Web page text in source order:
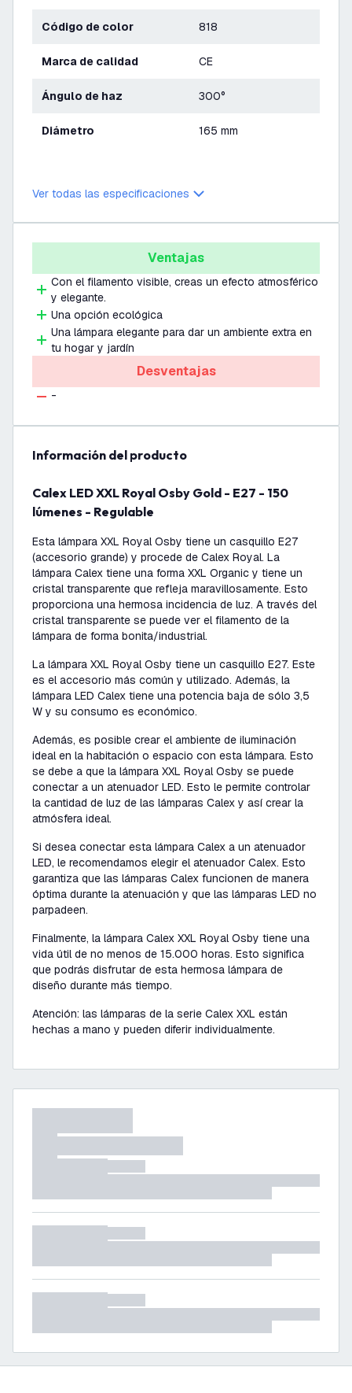
Código de color 818
Marca de calidad CE
Ángulo de haz 300°
Diámetro 165 mm
Ver todas las especificaciones
Ventajas
Con el filamento visible, creas un efecto atmosférico
y elegante.
Una opción ecológica
Una lámpara elegante para dar un ambiente extra en
tu hogar y jardín
Desventajas
-
información del producto
Calex LED XXL Royal Osby Gold - E27 - 150
lúmenes - Regulable
Esta lámpara XXL Royal Osby tiene un casquillo E27
(accesorio grande) y procede de Calex Royal. La
lámpara Calex tiene una forma XXL Organic y tiene un
cristal transparente que refleja maravillosamente. Esto
proporciona una hermosa incidencia de luz. A través del
cristal transparente se puede ver el filamento de la
lámpara de forma bonita/industrial.
La lámpara XXL Royal Osby tiene un casquillo E27. Este
es el accesorio más común y utilizado. Además, la
lámpara LED Calex tiene una potencia baja de sólo 3,5
W y su consumo es económico.
Además, es posible crear el ambiente de iluminación
ideal en la habitación o espacio con esta lámpara. Esto
se debe a que la lámpara XXL Royal Osby se puede
conectar a un atenuador LED. Esto le permite controlar
la cantidad de luz de las lámparas Calex y así crear la
atmósfera ideal.
Si desea conectar esta lámpara Calex a un atenuador
LED, le recomendamos elegir el atenuador Calex. Esto
garantiza que las lámparas Calex funcionen de manera
óptima durante la atenuación y que las lámparas LED no
parpadeen.
Finalmente, la lámpara Calex XXL Royal Osby tiene una
vida útil de no menos de 15.000 horas. Esto significa
que podrás disfrutar de esta hermosa lámpara de
diseño durante más tiempo.
Atención: las lámparas de la serie Calex XXL están
hechas a mano y pueden diferir individualmente.